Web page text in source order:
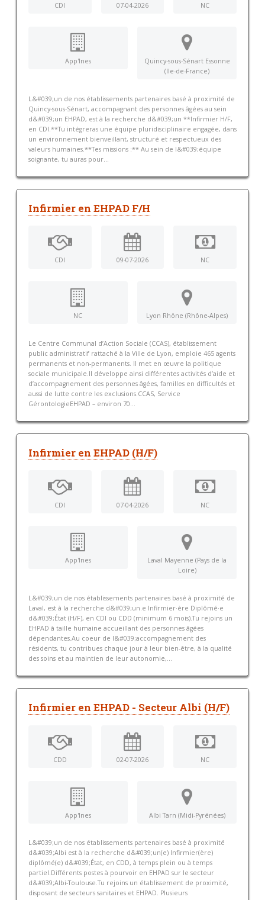
CDI 07-04-2026 NC
App'Ines
Quincy-sous-Sénart Essonne
(Ile-de-France)
L&#039;un de nos établissements partenaires basé à proximité de
Quincy-sous-Sénart, accompagnant des personnes âgées au sein
d&#039;un EHPAD, est à la recherche d&#039;un **Infirmier H/F,
en CDI.**Tu intégreras une équipe pluridisciplinaire engagée, dans
un environnement bienveillant, structuré et respectueux des
valeurs humaines.**Tes missions :** Au sein de l&#039;équipe
soignante, tu auras pour...
Infirmier en EHPAD F/H
CDI 09-07-2026 NC
NC Lyon Rhône (Rhône-Alpes)
Le Centre Communal d’Action Sociale (CCAS), établissement
public administratif rattaché à la Ville de Lyon, emploie 465 agents
permanents et non-permanents. Il met en œuvre la politique
sociale municipale.Il développe ainsi différentes activités d’aide et
d’accompagnement des personnes âgées, familles en difficultés et
aussi de lutte contre les exclusions.CCAS, Service
GérontologieEHPAD – environ 70...
Infirmier en EHPAD (H/F)
CDI 07-04-2026 NC
App'Ines
Laval Mayenne (Pays de la
Loire)
L&#039;un de nos établissements partenaires basé à proximité de
Laval, est à la recherche d&#039;un.e Infirmier·ère Diplômé·e
d&#039;État (H/F), en CDI ou CDD (minimum 6 mois).Tu rejoins un
EHPAD à taille humaine accueillant des personnes âgées
dépendantes.Au coeur de l&#039;accompagnement des
résidents, tu contribues chaque jour à leur bien-être, à la qualité
des soins et au maintien de leur autonomie,...
Infirmier en EHPAD - Secteur Albi (H/F)
CDD 02-07-2026 NC
App'Ines Albi Tarn (Midi-Pyrénées)
L&#039;un de nos établissements partenaires basé à proximité
d&#039;Albi est à la recherche d&#039;un(e) Infirmier(ère)
diplômé(e) d&#039;État, en CDD, à temps plein ou à temps
partiel.Différents postes à pourvoir en EHPAD sur le secteur
d&#039;Albi-Toulouse.Tu rejoins un établissement de proximité,
disposant de secteurs sanitaires et EHPAD. Plusieurs